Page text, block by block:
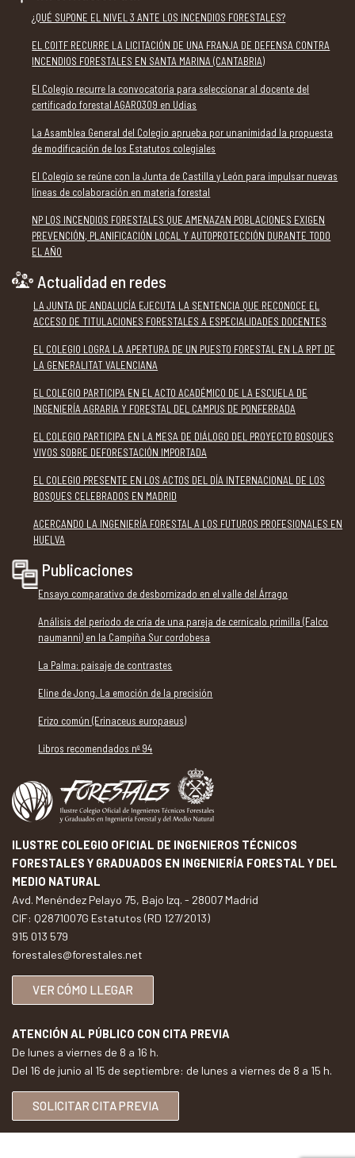
¿QUÉ SUPONE EL NIVEL 3 ANTE LOS INCENDIOS FORESTALES?
EL COITF RECURRE LA LICITACIÓN DE UNA FRANJA DE DEFENSA CONTRA
INCENDIOS FORESTALES EN SANTA MARINA (CANTABRIA)
El Colegio recurre la convocatoria para seleccionar al docente del
certificado forestal AGAR0309 en Udías
La Asamblea General del Colegio aprueba por unanimidad la propuesta
de modificación de los Estatutos colegiales
El Colegio se reúne con la Junta de Castilla y León para impulsar nuevas
líneas de colaboración en materia forestal
NP LOS INCENDIOS FORESTALES QUE AMENAZAN POBLACIONES EXIGEN
PREVENCIÓN, PLANIFICACIÓN LOCAL Y AUTOPROTECCIÓN DURANTE TODO
EL AÑO
Actualidad en redes
LA JUNTA DE ANDALUCÍA EJECUTA LA SENTENCIA QUE RECONOCE EL
ACCESO DE TITULACIONES FORESTALES A ESPECIALIDADES DOCENTES
EL COLEGIO LOGRA LA APERTURA DE UN PUESTO FORESTAL EN LA RPT DE
LA GENERALITAT VALENCIANA
EL COLEGIO PARTICIPA EN EL ACTO ACADÉMICO DE LA ESCUELA DE
INGENIERÍA AGRARIA Y FORESTAL DEL CAMPUS DE PONFERRADA
EL COLEGIO PARTICIPA EN LA MESA DE DIÁLOGO DEL PROYECTO BOSQUES
VIVOS SOBRE DEFORESTACIÓN IMPORTADA
EL COLEGIO PRESENTE EN LOS ACTOS DEL DÍA INTERNACIONAL DE LOS
BOSQUES CELEBRADOS EN MADRID
ACERCANDO LA INGENIERÍA FORESTAL A LOS FUTUROS PROFESIONALES EN
HUELVA
Publicaciones
Ensayo comparativo de desbornizado en el valle del Árrago
Análisis del periodo de cría de una pareja de cernícalo primilla (Falco
naumanni) en la Campiña Sur cordobesa
La Palma: paisaje de contrastes
Eline de Jong. La emoción de la precisión
Erizo común (Erinaceus europaeus)
Libros recomendados nº 94
ILUSTRE COLEGIO OFICIAL DE INGENIEROS TÉCNICOS
FORESTALES Y GRADUADOS EN INGENIERÍA FORESTAL Y DEL
MEDIO NATURAL
Avd. Menéndez Pelayo 75, Bajo Izq. - 28007 Madrid
CIF: Q2871007G Estatutos (RD 127/2013)
915 013 579
forestales@forestales.net
VER CÓMO LLEGAR
ATENCIÓN AL PÚBLICO CON CITA PREVIA
De lunes a viernes de 8 a 16 h.
Del 16 de junio al 15 de septiembre: de lunes a viernes de 8 a 15 h.
SOLICITAR CITA PREVIA